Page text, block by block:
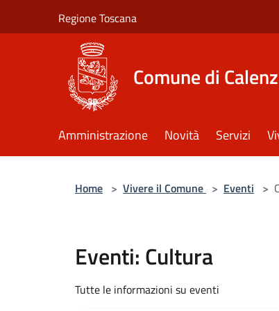
Regione Toscana
Comune di
Amministrazione Novità Servizi
Home > Vivere il Comune > Eventi >
Eventi: Cultura
Tutte le informazioni su eventi